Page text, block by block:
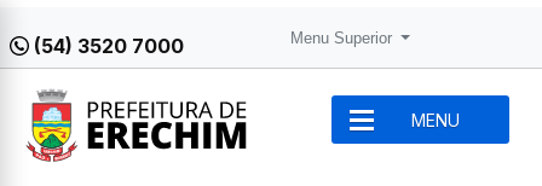
(54) 3520 7000 Menu Superior
MENU